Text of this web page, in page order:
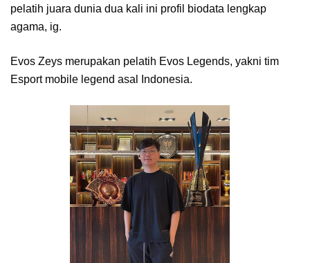
pelatih juara dunia dua kali ini profil biodata lengkap
agama, ig.
Evos Zeys merupakan pelatih Evos Legends, yakni tim
Esport mobile legend asal Indonesia.